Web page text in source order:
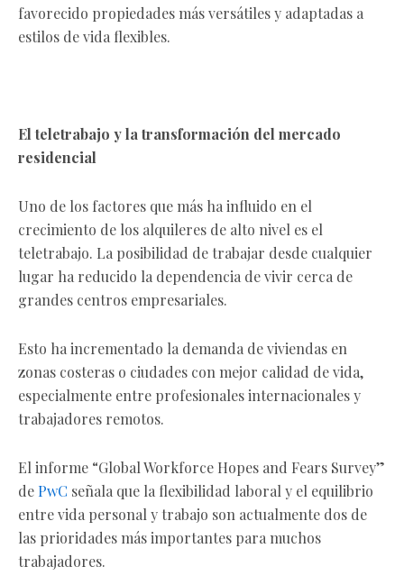
favorecido propiedades más versátiles y adaptadas a
estilos de vida flexibles.
El teletrabajo y la transformación del mercado
residencial
Uno de los factores que más ha influido en el
crecimiento de los alquileres de alto nivel es el
teletrabajo. La posibilidad de trabajar desde cualquier
lugar ha reducido la dependencia de vivir cerca de
grandes centros empresariales.
Esto ha incrementado la demanda de viviendas en
zonas costeras o ciudades con mejor calidad de vida,
especialmente entre profesionales internacionales y
trabajadores remotos.
El informe “Global Workforce Hopes and Fears Survey”
de PwC señala que la flexibilidad laboral y el equilibrio
entre vida personal y trabajo son actualmente dos de
las prioridades más importantes para muchos
trabajadores.